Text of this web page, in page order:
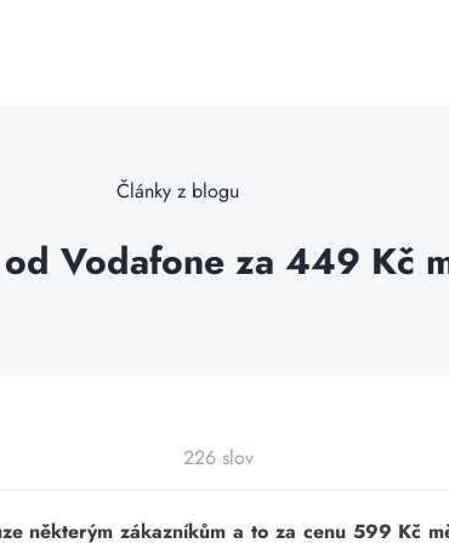
Články z blogu
Vodafone za 449 Kč
226 slov
některým zákazníkům a to za cenu 599 Kč